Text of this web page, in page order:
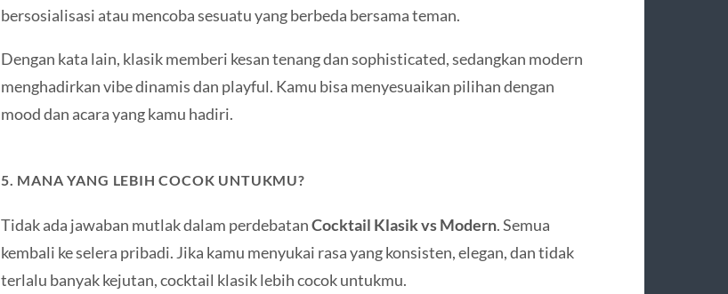
bersosialisasi atau mencoba sesuatu yang berbeda bersama teman.
Dengan kata lain, klasik memberi kesan tenang dan sophisticated, sedangkan modern
menghadirkan vibe dinamis dan playful. Kamu bisa menyesuaikan pilihan dengan
mood dan acara yang kamu hadiri.
5. MANA YANG LEBIH COCOK UNTUKMU?
Tidak ada jawaban mutlak dalam perdebatanCocktail Klasik vs Modern. Semua
kembali ke selera pribadi. Jika kamu menyukai rasa yang konsisten, elegan, dan tidak
terlalu banyak kejutan, cocktail klasik lebih cocok untukmu.